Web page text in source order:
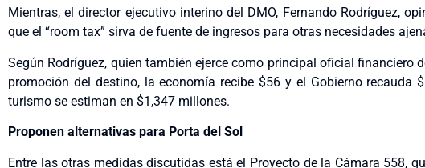
Mientras, el director ejecutivo interino del DMO, Fernando Rodríguez,
que el “room tax” sirva de fuente de ingresos para otras necesidades
Según Rodríguez, quien también ejerce como principal oficial financiero
promoción del destino, la economía recibe $56 y el Gobierno recauda
turismo se estiman en $1,347 millones.
Proponen alternativas para Porta del Sol
Entre las otras medidas discutidas está el Proyecto de la Cámara 558,